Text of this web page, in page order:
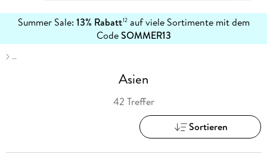
Summer Sale: 13% Rabatt12auf viele Sortimente mit dem
CodeSOMMER13
erfahren
…
Asien
42 Treffer
Sortieren